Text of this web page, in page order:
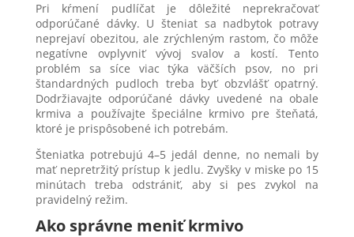
Pri kŕmení pudlíčat je dôležité neprekračovať
odporúčané dávky. U šteniat sa nadbytok potravy
neprejaví obezitou, ale zrýchleným rastom, čo môže
negatívne ovplyvniť vývoj svalov a kostí. Tento
problém sa síce viac týka väčších psov, no pri
štandardných pudloch treba byť obzvlášť opatrný.
Dodržiavajte odporúčané dávky uvedené na obale
krmiva a používajte špeciálne krmivo pre šteňatá,
ktoré je prispôsobené ich potrebám.
Šteniatka potrebujú 4–5 jedál denne, no nemali by
mať nepretržitý prístup k jedlu. Zvyšky v miske po 15
minútach treba odstrániť, aby si pes zvykol na
pravidelný režim.
Ako správne meniť krmivo